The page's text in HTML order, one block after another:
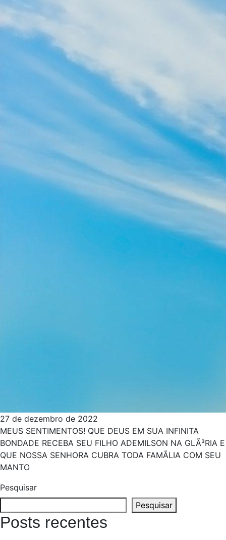
27 de dezembro de 2022
MEUS SENTIMENTOS! QUE DEUS EM SUA INFINITA
BONDADE RECEBA SEU FILHO ADEMILSON NA GLÃ³RIA E
QUE NOSSA SENHORA CUBRA TODA FAMÃ­LIA COM SEU
MANTO
Pesquisar
Pesquisar
Posts recentes